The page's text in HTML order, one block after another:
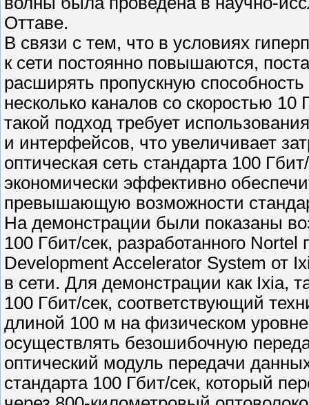
Оттаве.
В связи с тем, что в условиях
к сети постоянно повышаются,
расширять пропускную
несколько каналов со скоростью
такой подход требует
и интерфейсов, что увеличивает
оптическая сеть стандарта 100
экономически эффективно
превышающую возможности
На демонстрации были показаны
100 Гбит/сек, разработанного
Development Accelerator System от
в сети. Для демонстрации как Ixia,
100 Гбит/сек, соответствующий
длиной 100 м на физическом
осуществлять безошибочную
оптический модуль передачи
стандарта 100 Гбит/сек, который